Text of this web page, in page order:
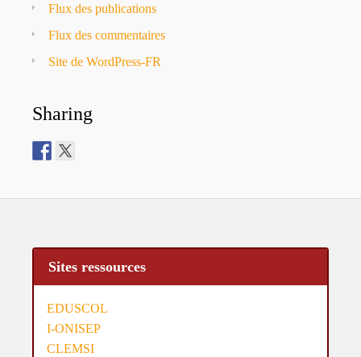
Flux des publications
Flux des commentaires
Site de WordPress-FR
Sharing
Sites ressources
EDUSCOL
I-ONISEP
CLEMSI